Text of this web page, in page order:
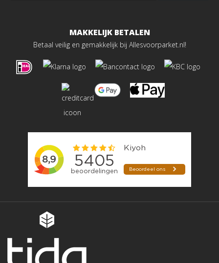
MAKKELIJK BETALEN
Betaal veilig en gemakkelijk bij Allesvoorparket.nl!